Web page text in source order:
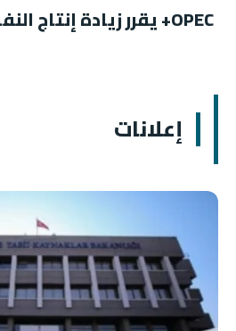
OPEC+ يقرر زيادة إنتاج النفط
إعلانات